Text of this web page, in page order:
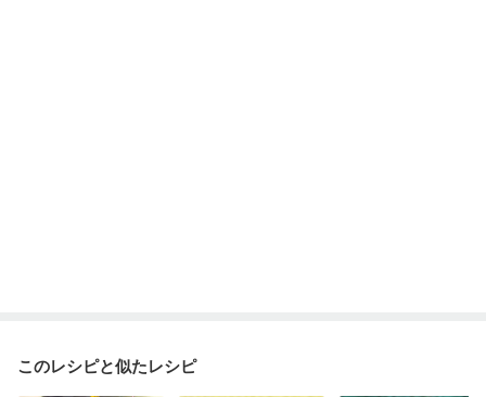
このレシピと似たレシピ